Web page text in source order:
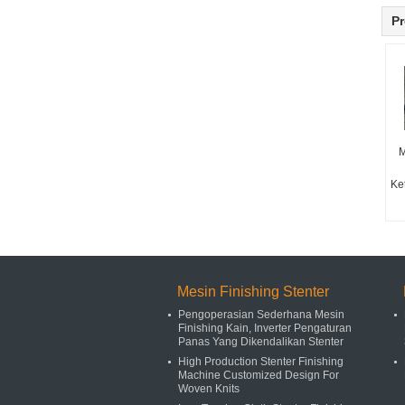
Mesin Finishing Stenter
Pengoperasian Sederhana Mesin
Finishing Kain, Inverter Pengaturan
Panas Yang Dikendalikan Stenter
High Production Stenter Finishing
Machine Customized Design For
Woven Knits